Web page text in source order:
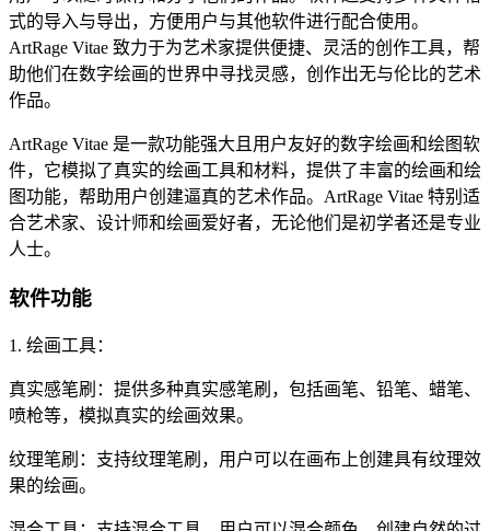
式的导入与导出，方便用户与其他软件进行配合使用。
ArtRage Vitae 致力于为艺术家提供便捷、灵活的创作工具，帮
助他们在数字绘画的世界中寻找灵感，创作出无与伦比的艺术
作品。
ArtRage Vitae 是一款功能强大且用户友好的数字绘画和绘图软
件，它模拟了真实的绘画工具和材料，提供了丰富的绘画和绘
图功能，帮助用户创建逼真的艺术作品。ArtRage Vitae 特别适
合艺术家、设计师和绘画爱好者，无论他们是初学者还是专业
人士。
软件功能
1. 绘画工具：
真实感笔刷：提供多种真实感笔刷，包括画笔、铅笔、蜡笔、
喷枪等，模拟真实的绘画效果。
纹理笔刷：支持纹理笔刷，用户可以在画布上创建具有纹理效
果的绘画。